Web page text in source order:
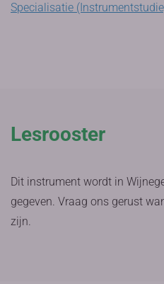
Specialisatie
Lesrooster
Dit instrument wordt in
gegeven. Vraag ons gerust
zijn.